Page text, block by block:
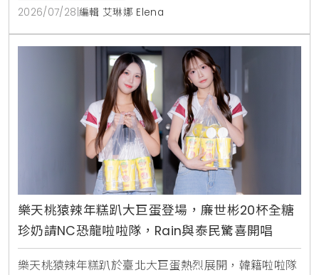
於店內尋找3隻皮克敏並拍照，可兌換每日限量的皮克
敏感謝小卡，週末門市更設有森林風格展間，試玩皮克
敏4即可獲得限量造型紙帽。
2026/07/28 編輯 艾琳娜 Elena
樂天桃猿辣年糕趴大巨蛋登場，廉世彬20杯全糖
珍奶請NC恐龍啦啦隊，Rain與泰民驚喜開唱
樂天桃猿辣年糕趴於臺北大巨蛋熱烈展開，韓籍啦啦隊